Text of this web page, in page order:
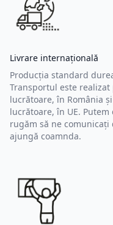
Livrare internațională
Producția standard
Transportul este
lucrătoare, în România
lucrătoare, în UE.
rugăm să ne
ajungă coamnda.